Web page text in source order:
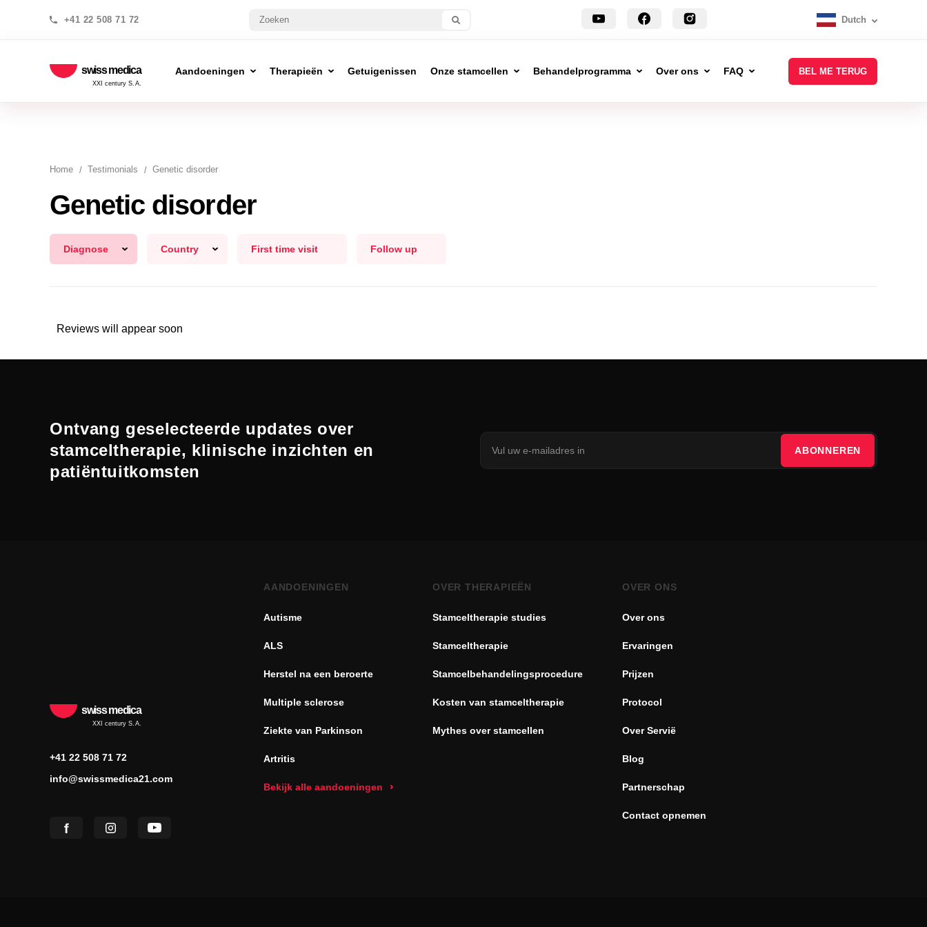
+41 22 508 71 72 Dutch
swiss medica
XXI century S.A.
Aandoeningen Therapieën Getuigenissen Onze stamcellen Behandelprogramma Over ons FAQ BEL ME TERUG
Home Testimonials Genetic disorder
Genetic disorder
Diagnose Country First time visit Follow up
Reviews will appear soon
Ontvang geselecteerde updates over
stamceltherapie, klinische inzichten en
patiëntuitkomsten
ABONNEREN
swiss medica
XXI century S.A.
+41 22 508 71 72
info@swissmedica21.com
AANDOENINGEN
Autisme
ALS
Herstel na een beroerte
Multiple sclerose
Ziekte van Parkinson
Artritis
Bekijk alle aandoeningen
OVER THERAPIEËN
Stamceltherapie studies
Stamceltherapie
Stamcelbehandelingsprocedure
Kosten van stamceltherapie
Mythes over stamcellen
OVER ONS
Over ons
Ervaringen
Prijzen
Protocol
Over Servië
Blog
Partnerschap
Contact opnemen